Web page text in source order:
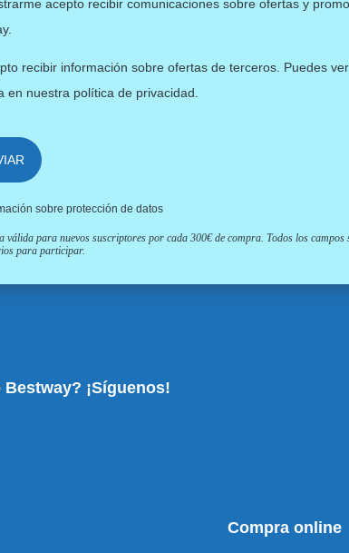
acepto recibir comunicaciones sobre ofertas y
recibir información sobre ofertas de terceros. Puedes
en nuestra política de privacidad
sobre protección de datos
válida para nuevos suscriptores por cada 300€ de compra. Todos los campos
para participar.
¡Síguenos!
Compra online